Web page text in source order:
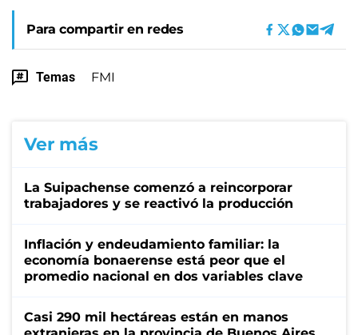
Para compartir en redes
Temas FMI
Ver más
La Suipachense comenzó a reincorporar
trabajadores y se reactivó la producción
Inflación y endeudamiento familiar: la
economía bonaerense está peor que el
promedio nacional en dos variables clave
Casi 290 mil hectáreas están en manos